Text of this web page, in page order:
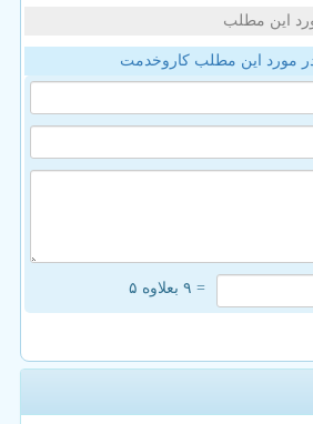
این مطلب
مورد این مطلب کاروخدمت
= ۹ بعلاوه ۵